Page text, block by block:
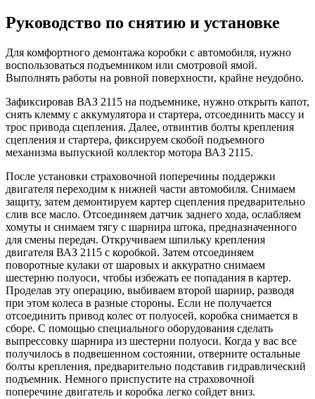
Руководство по снятию и установке
Для комфортного демонтажа коробки с автомобиля, нужно
воспользоваться подъемником или смотровой ямой.
Выполнять работы на ровной поверхности, крайне неудобно.
Зафиксировав ВАЗ 2115 на подъемнике, нужно открыть капот,
снять клемму с аккумулятора и стартера, отсоединить массу и
трос привода сцепления. Далее, отвинтив болты крепления
сцепления и стартера, фиксируем скобой подъемного
механизма выпускной коллектор мотора ВАЗ 2115.
После установки страховочной поперечины поддержки
двигателя переходим к нижней части автомобиля. Снимаем
защиту, затем демонтируем картер сцепления предварительно
слив все масло. Отсоединяем датчик заднего хода, ослабляем
хомуты и снимаем тягу с шарнира штока, предназначенного
для смены передач. Откручиваем шпильку крепления
двигателя ВАЗ 2115 с коробкой. Затем отсоединяем
поворотные кулаки от шаровых и аккуратно снимаем
шестерню полуоси, чтобы избежать ее попадания в картер.
Проделав эту операцию, выбиваем второй шарнир, разводя
при этом колеса в разные стороны. Если не получается
отсоединить привод колес от полуосей, коробка снимается в
сборе. С помощью специального оборудования сделать
выпрессовку шарнира из шестерни полуоси. Когда у вас все
получилось в подвешенном состоянии, отверните остальные
болты крепления, предварительно подставив гидравлический
подъемник. Немного приспустите на страховочной
поперечине двигатель и коробка легко сойдет вниз.